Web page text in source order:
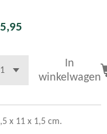
In
winkelwagen
x 11 x 1,5 cm.